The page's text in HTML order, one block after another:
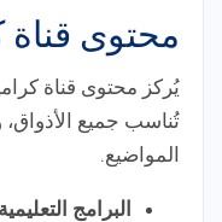
محتوى
يُركز محتوى قناة
تُناسب جميع
المواضيع.
البرامج